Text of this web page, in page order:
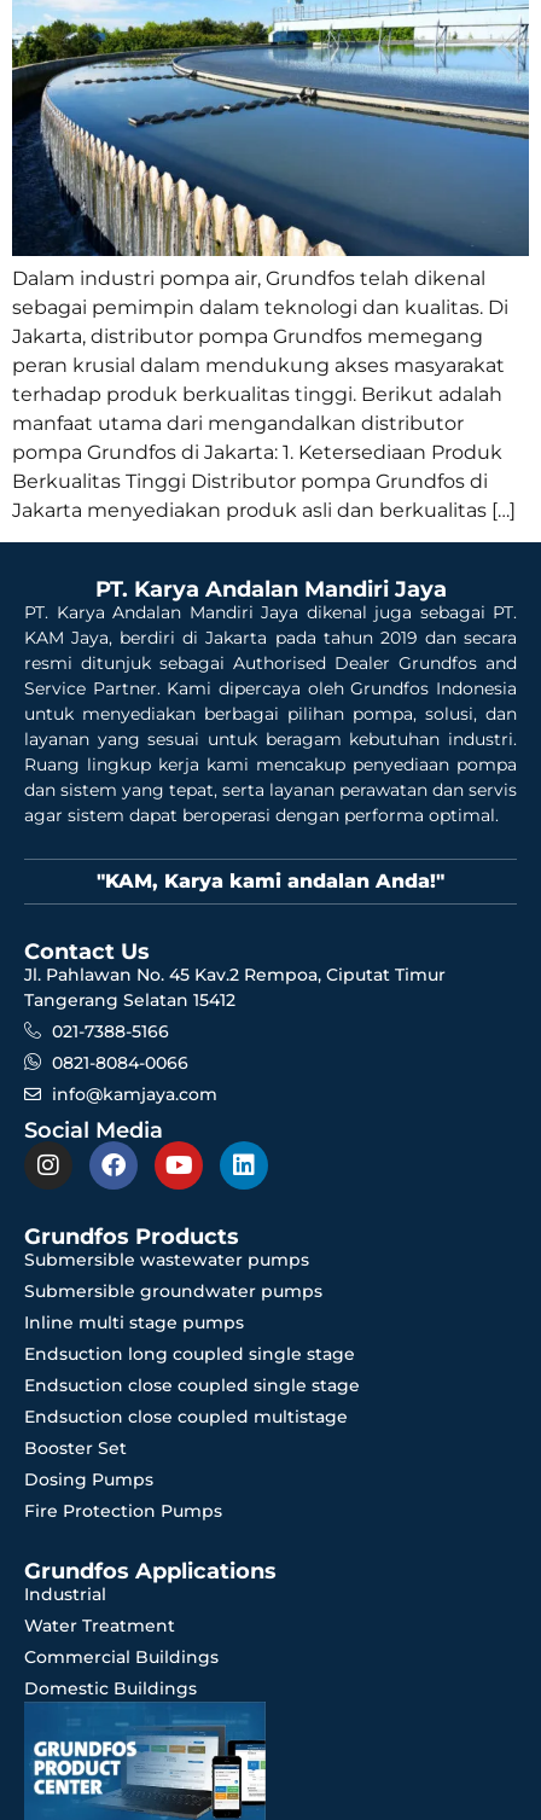
Dalam industri pompa air, Grundfos telah dikenal
sebagai pemimpin dalam teknologi dan kualitas. Di
Jakarta, distributor pompa Grundfos memegang
peran krusial dalam mendukung akses masyarakat
terhadap produk berkualitas tinggi. Berikut adalah
manfaat utama dari mengandalkan distributor
pompa Grundfos di Jakarta: 1. Ketersediaan Produk
Berkualitas Tinggi Distributor pompa Grundfos di
Jakarta menyediakan produk asli dan berkualitas […]
PT. Karya Andalan Mandiri Jaya
PT. Karya Andalan Mandiri Jaya dikenal juga sebagai PT.
KAM Jaya, berdiri di Jakarta pada tahun 2019 dan secara
resmi ditunjuk sebagai Authorised Dealer Grundfos and
Service Partner. Kami dipercaya oleh Grundfos Indonesia
untuk menyediakan berbagai pilihan pompa, solusi, dan
layanan yang sesuai untuk beragam kebutuhan industri.
Ruang lingkup kerja kami mencakup penyediaan pompa
dan sistem yang tepat, serta layanan perawatan dan servis
agar sistem dapat beroperasi dengan performa optimal.
"KAM, Karya kami andalan Anda!"
Contact Us
Jl. Pahlawan No. 45 Kav.2 Rempoa, Ciputat Timur
Tangerang Selatan 15412
021-7388-5166
0821-8084-0066
info@kamjaya.com
Social Media
Grundfos Products
Submersible wastewater pumps
Submersible groundwater pumps
Inline multi stage pumps
Endsuction long coupled single stage
Endsuction close coupled single stage
Endsuction close coupled multistage
Booster Set
Dosing Pumps
Fire Protection Pumps
Grundfos Applications
Industrial
Water Treatment
Commercial Buildings
Domestic Buildings